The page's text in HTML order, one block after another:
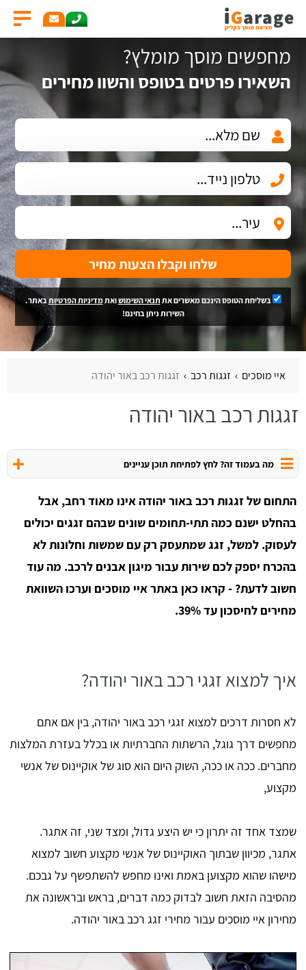
מחפשים מוסך מומלץ?
השאירו פרטים בטופס והשוו מחירים
שלחו וקבלו הצעות מחיר
בשליחת הטופס הינכם מאשרים את תנאי השימושואתמדיניות הפרטיותבאתר.
השירות ניתן בחינם!
איי מוסכים זגגות רכב זגגות רכב באור יהודה
זגגות רכב באור יהודה
מה בעמוד זה? לחץ לפתיחת תוכן עניינים
התחום של זגגות רכב באור יהודה אינו מאוד רחב, אבל
בהחלט ישנם כמה תתי-תחומים שונים שבהם זגגים יכולים
לעסוק. למשל, זגג שמתעסק רק עם שמשות וחלונות לא
בהכרח יספק לכם שירות עבור מיגון אבנים לרכב. מה עוד
חשוב לדעת? - קראו כאן באתר איי מוסכים וערכו השוואת
מחירים לחיסכון עד 39%.
איך למצוא זגגי רכב באור יהודה?
לא חסרות דרכים למצוא זגגי רכב באור יהודה, בין אם אתם
מחפשים דרך גוגל, הרשתות החברתיות או בכלל בעזרת המלצות
מחברים. ככה או ככה, השוק היום הוא סוג של אוקיינוס של אנשי
מקצוע,
שמצד אחד זה יתרון כי יש היצע גדול, ומצד שני, זה אתגר.
אתגר, מכיוון שבתוך האוקיינוס של אנשי מקצוע חשוב למצוא
מישהו שהוא מקצוען באמת ואינו מחפש להשתפשף על גבכם.
מהסיבה הזאת חשוב לבדוק כמה דברים, בראש ובראשונה את
מחירון איי מוסכים עבור מחירי זגג רכב באור יהודה.